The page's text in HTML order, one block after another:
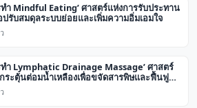
ทำ Mindful Eating’ ศาสตร์แห่งการรับประทาน
ปรับสมดุลระบบย่อยและเพิ่มความอิ่มเอมใจ
ทำ Lymphatic Drainage Massage’ ศาสตร์
ระตุ้นต่อมน้ำเหลืองเพื่อขจัดสารพิษและฟื้นฟู